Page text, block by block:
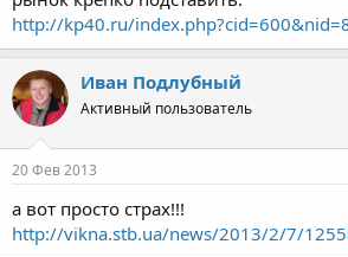
http://kp40.ru/
Иван Подлубный
Активный пользователь
20 Фев 2013
а вот просто страх!!!
http://vikna.stb.ua/news/2013/2/7/